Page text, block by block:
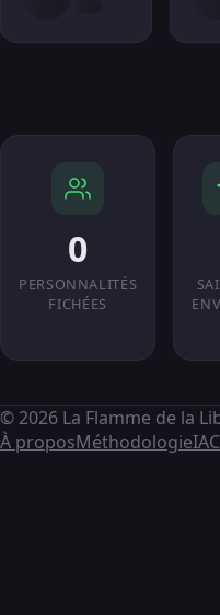
0
PERSONNALITÉS
FICHÉES
© 2026 La Flamme de la
À proposMéthodologieIA